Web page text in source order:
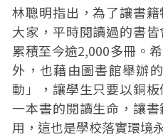
林聰明指出，為了讓書
大家，平時閱讀過的書
累積至今逾2,000多冊。
外，也藉由圖書館舉辦
動」，讓學生只要以銅
一本書的閱讀生命，讓
用，這也是學校落實環境